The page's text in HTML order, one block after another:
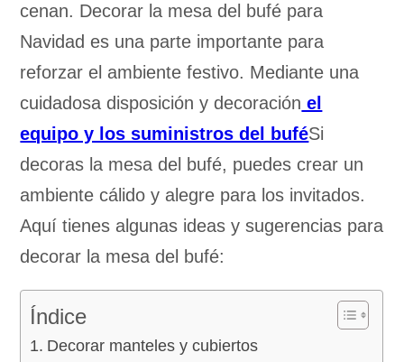
cenan. Decorar la mesa del bufé para
Navidad es una parte importante para
reforzar el ambiente festivo. Mediante una
cuidadosa disposición y decoración el
equipo y los suministros del buféSi
decoras la mesa del bufé, puedes crear un
ambiente cálido y alegre para los invitados.
Aquí tienes algunas ideas y sugerencias para
decorar la mesa del bufé:
Índice
Decorar manteles y cubiertos